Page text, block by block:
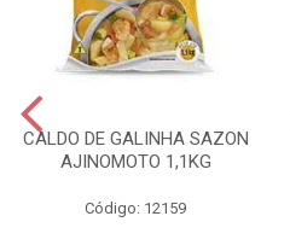
CALDO DE GALINHA SAZON
AJINOMOTO 1,1KG
Código: 12159